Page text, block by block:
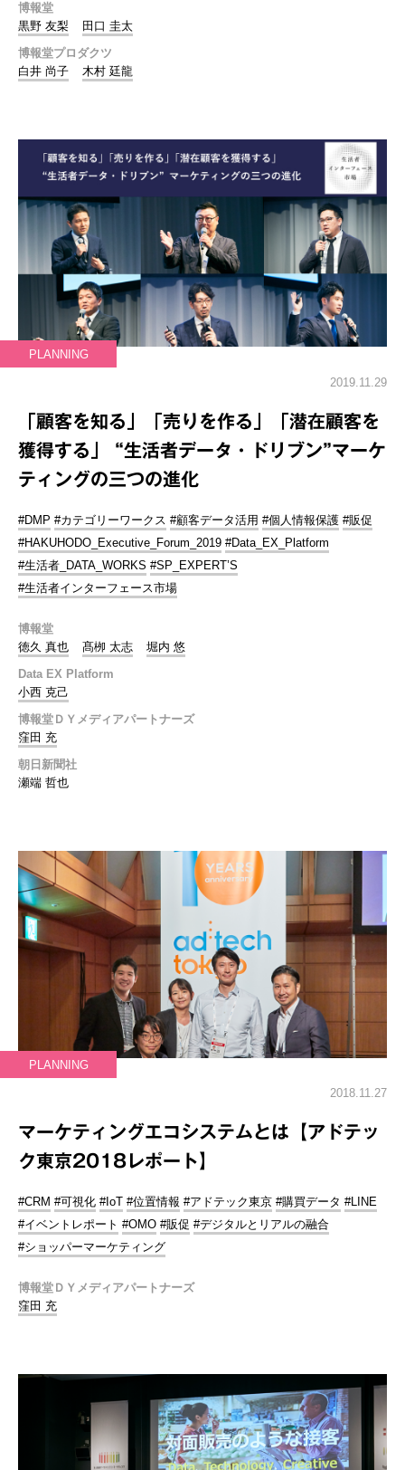
博報堂
黒野 友梨
田口 圭太
博報堂プロダクツ
白井 尚子
木村 廷龍
PLANNING
2019.11.29
「顧客を知る」「売りを作る」「潜在顧客を
獲得する」 “生活者データ・ドリブン”マーケ
ティングの三つの進化
#DMP #カテゴリーワークス #顧客データ活用 #個人情報保護 #販促
#HAKUHODO_Executive_Forum_2019 #Data_EX_Platform
#生活者_DATA_WORKS #SP_EXPERT’S
#生活者インターフェース市場
博報堂
徳久 真也
髙栁 太志
堀内 悠
Data EX Platform
小西 克己
博報堂ＤＹメディアパートナーズ
窪田 充
朝日新聞社
瀬端 哲也
PLANNING
2018.11.27
マーケティングエコシステムとは【アドテッ
ク東京2018レポート】
#CRM #可視化 #IoT #位置情報 #アドテック東京 #購買データ #LINE
#イベントレポート #OMO #販促 #デジタルとリアルの融合
#ショッパーマーケティング
博報堂ＤＹメディアパートナーズ
窪田 充